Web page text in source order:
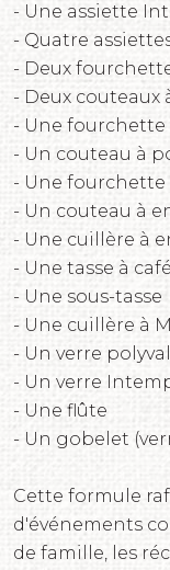
- Une assiette
- Quatre
- Deux
- Deux
- Une
- Un couteau à
- Une
- Un couteau à
- Une cuillère à
- Une tasse à café
- Une sous-tasse
- Une cuillère à
- Un verre
- Un verre
- Une flûte
- Un gobelet
Cette formule
d'événements
de famille, les